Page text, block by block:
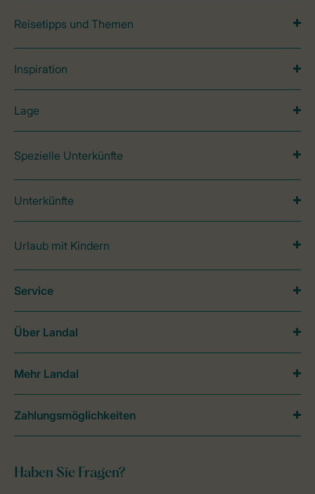
Reisetipps und Themen
Inspiration
Lage
Spezielle Unterkünfte
Unterkünfte
Urlaub mit Kindern
Haben Sie Fragen?
Service
Über Landal
Mehr Landal
Zahlungsmöglichkeiten